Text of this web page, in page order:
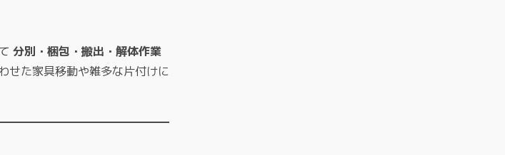
分別・梱包・搬出・解体作業
せた家具移動や雑多な片付けに